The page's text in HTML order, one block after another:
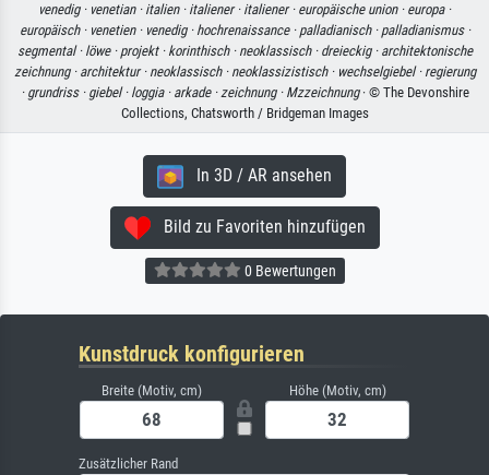
venedig · venetian · italien · italiener · italiener · europäische union · europa ·
europäisch · venetien · venedig · hochrenaissance · palladianisch · palladianismus ·
segmental · löwe · projekt · korinthisch · neoklassisch · dreieckig · architektonische
zeichnung · architektur · neoklassisch · neoklassizistisch · wechselgiebel · regierung
· grundriss · giebel · loggia · arkade ·zeichnung · Mzzeichnung· © The Devonshire
Collections, Chatsworth / Bridgeman Images
In 3D / AR ansehen
Bild zu Favoriten hinzufügen
0 Bewertungen
Kunstdruck konfigurieren
Breite (Motiv, cm) Höhe (Motiv, cm)
Zusätzlicher Rand